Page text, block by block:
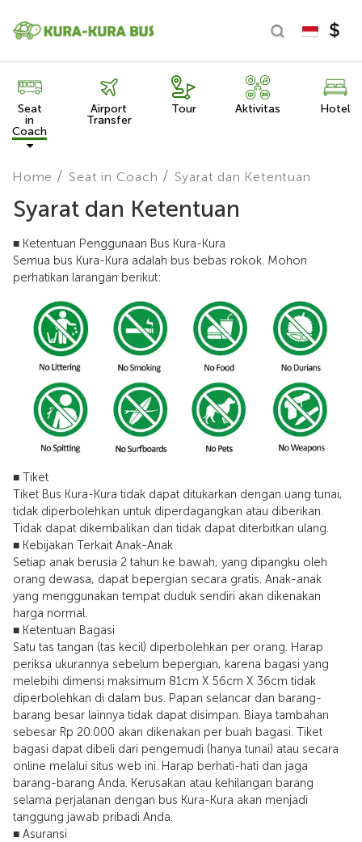
Seat
in
Coach
Airport
Transfer
Tour Aktivitas Hotel
Home Seat in Coach Syarat dan Ketentuan
Syarat dan Ketentuan
■ Ketentuan Penggunaan Bus Kura-Kura
Semua bus Kura-Kura adalah bus bebas rokok. Mohon
perhatikan larangan berikut:
■ Tiket
Tiket Bus Kura-Kura tidak dapat ditukarkan dengan uang tunai,
tidak diperbolehkan untuk diperdagangkan atau diberikan.
Tidak dapat dikembalikan dan tidak dapat diterbitkan ulang.
■ Kebijakan Terkait Anak-Anak
Setiap anak berusia 2 tahun ke bawah, yang dipangku oleh
orang dewasa, dapat bepergian secara gratis. Anak-anak
yang menggunakan tempat duduk sendiri akan dikenakan
harga normal.
■ Ketentuan Bagasi
Satu tas tangan (tas kecil) diperbolehkan per orang. Harap
periksa ukurannya sebelum bepergian, karena bagasi yang
melebihi dimensi maksimum 81cm X 56cm X 36cm tidak
diperbolehkan di dalam bus. Papan selancar dan barang-
barang besar lainnya tidak dapat disimpan. Biaya tambahan
sebesar Rp 20.000 akan dikenakan per buah bagasi. Tiket
bagasi dapat dibeli dari pengemudi (hanya tunai) atau secara
online melalui situs web ini. Harap berhati-hati dan jaga
barang-barang Anda. Kerusakan atau kehilangan barang
selama perjalanan dengan bus Kura-Kura akan menjadi
tanggung jawab pribadi Anda.
■ Asuransi